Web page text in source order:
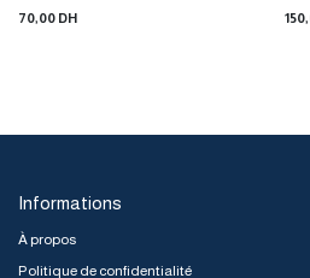
70,00 DH
Informations
À propos
Politique de confidentialité